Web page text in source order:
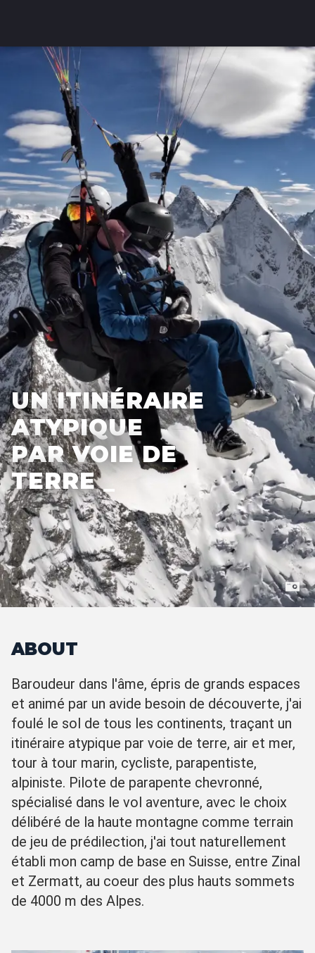
UN ITINÉRAIRE
ATYPIQUE
PAR VOIE DE
TER_
ABOUT
Baroudeur dans l'âme, épris de grands espaces
et animé par un avide besoin de découverte, j'ai
foulé le sol de tous les continents, traçant un
itinéraire atypique par voie de terre, air et mer,
tour à tour marin, cycliste, parapentiste,
alpiniste. Pilote de parapente chevronné,
spécialisé dans le vol aventure, avec le choix
délibéré de la haute montagne comme terrain
de jeu de prédilection, j'ai tout naturellement
établi mon camp de base en Suisse, entre Zinal
et Zermatt, au coeur des plus hauts sommets
de 4000 m des Alpes.